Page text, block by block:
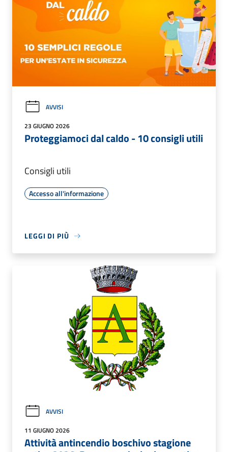
AVVISI
23 GIUGNO 2026
Proteggiamoci dal caldo - 10 consigli utili
Consigli utili
Accesso all'informazione
LEGGI DI PIÙ
AVVISI
11 GIUGNO 2026
Attività antincendio boschivo stagione